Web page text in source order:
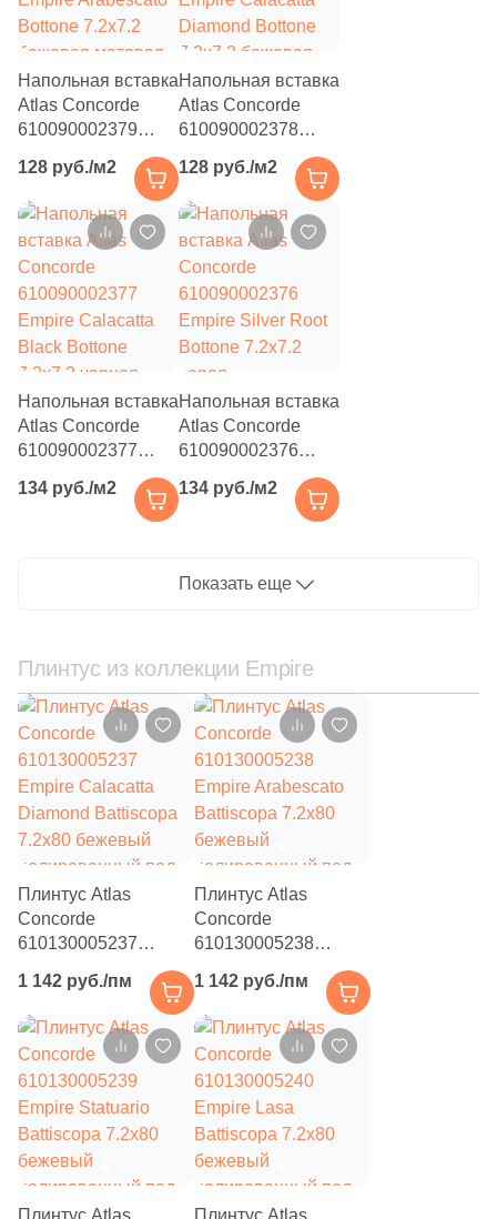
Напольная вставка
Atlas Concorde
610090002379
Empire Arabescato
Bottone 7.2x7.2
бежевая матовая
под камень
128 руб./м2
Напольная вставка
Atlas Concorde
610090002378
Empire Calacatta
Diamond Bottone
7.2x7.2 бежевая
матовая под
камень
128 руб./м2
Напольная вставка
Atlas Concorde
610090002377
Empire Calacatta
Black Bottone
134 руб./м2
Напольная вставка
Atlas Concorde
610090002376
Empire Silver Root
Bottone 7.2x7.2
камень
134 руб./м2
Показать еще
Плинтус из коллекции Empire
Плинтус Atlas
Concorde
610130005237
Diamond Battiscopa
7.2x80 бежевый
полированный под
камень
1 142 руб./пм
Плинтус Atlas
Concorde
610130005238
Empire Arabescato
Battiscopa 7.2x80
бежевый
полированный под
камень
1 142 руб./пм
Плинтус Atlas Плинтус Atlas